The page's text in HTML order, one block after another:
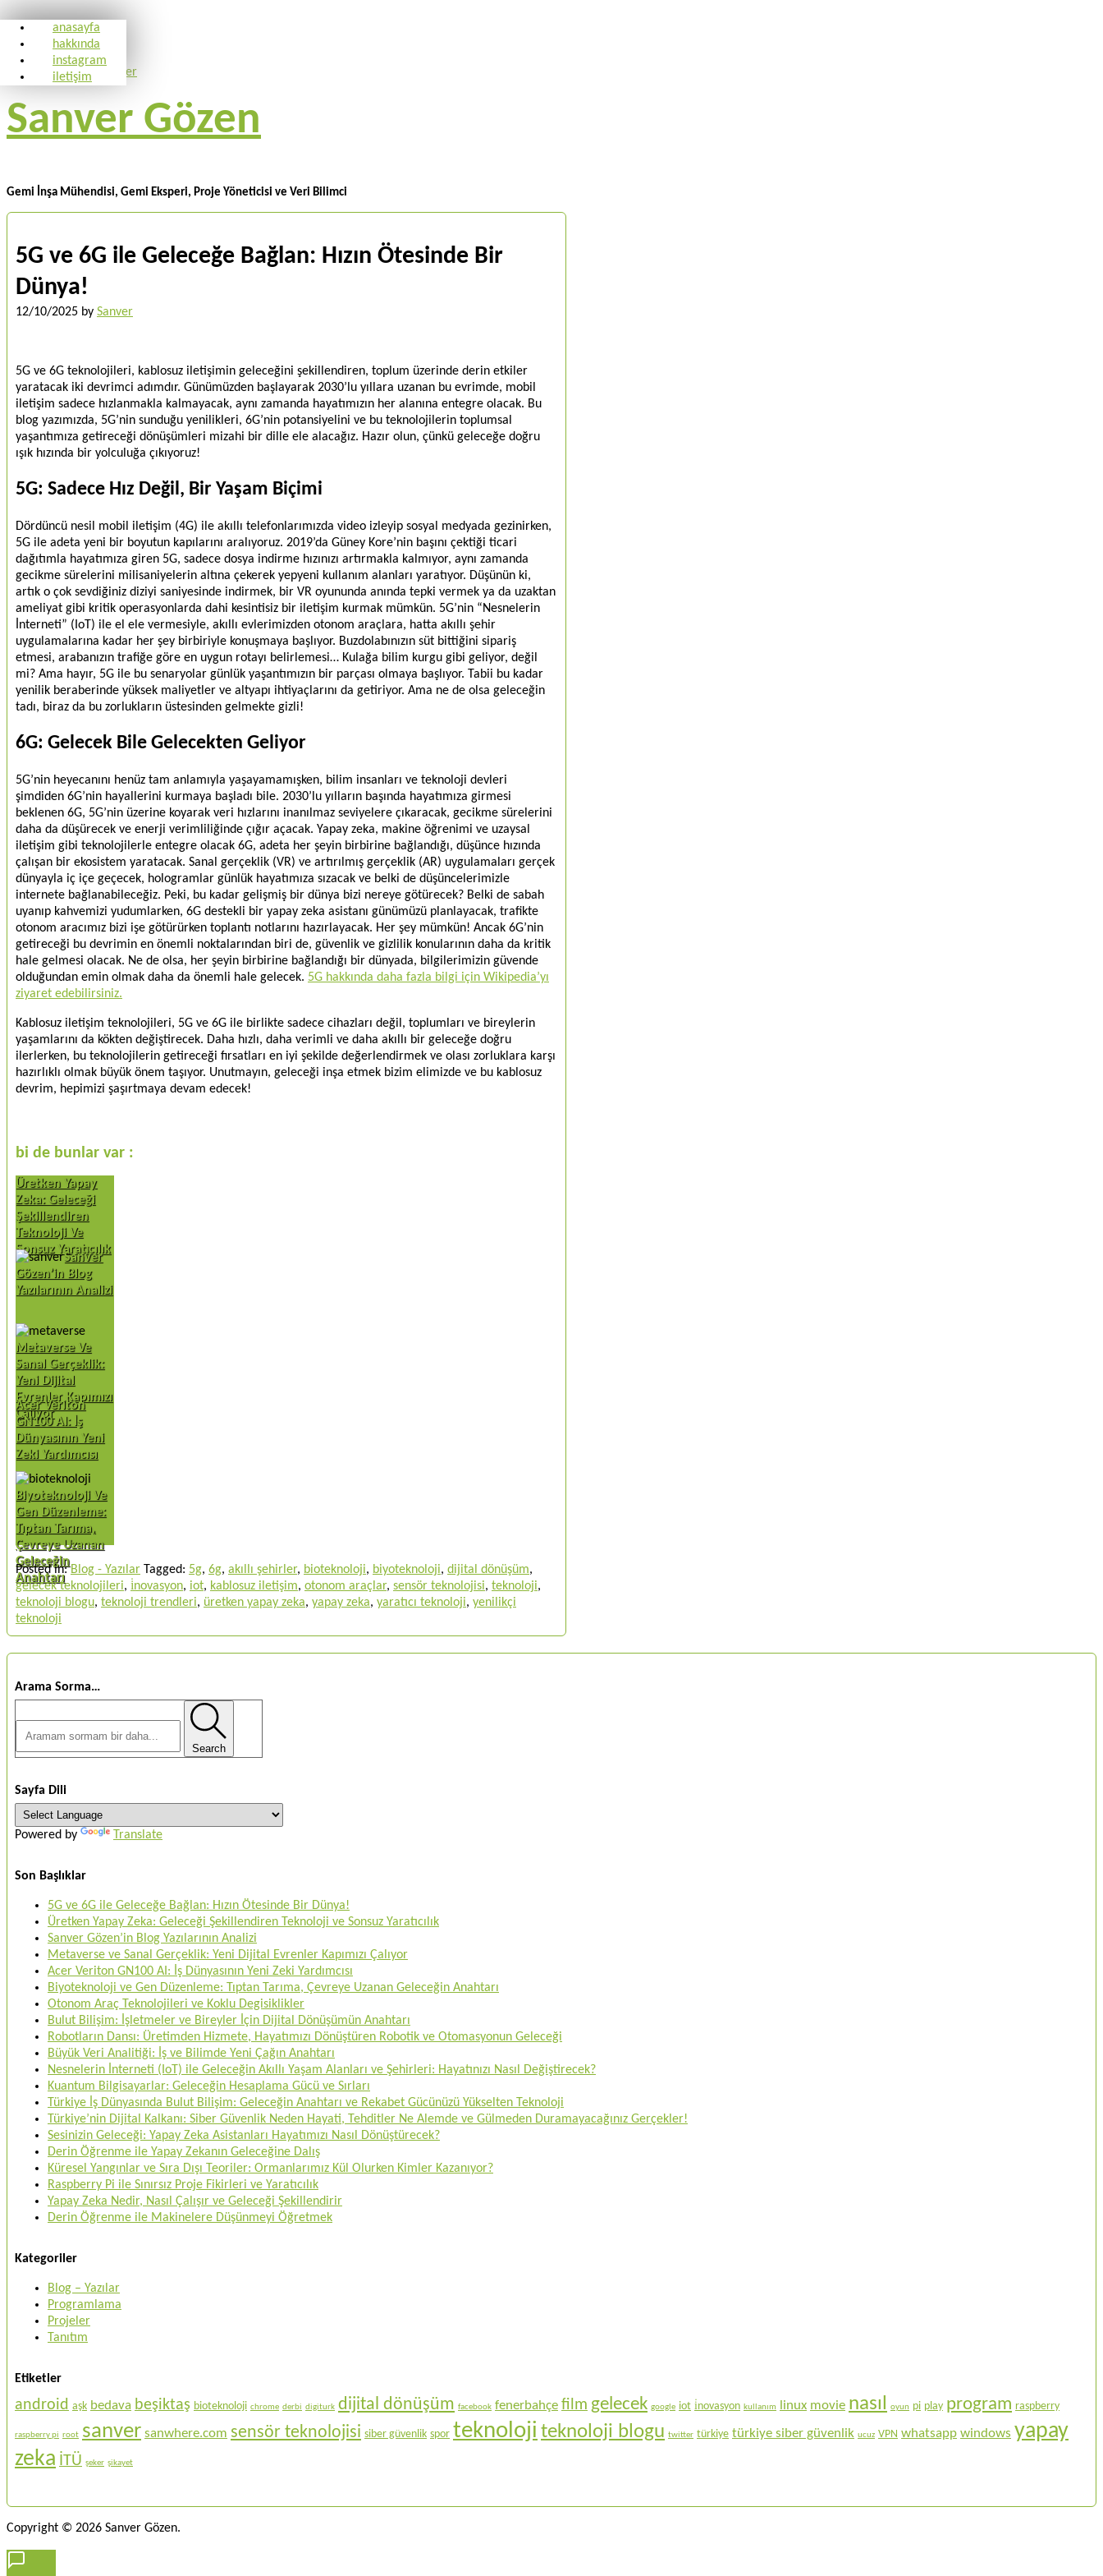
anasayfa
hakkında
instagram
iletişim
Sanver Gözen
Gemi İnşa Mühendisi, Gemi Eksperi, Proje Yöneticisi ve Veri Bilimci
5G ve 6G ile Geleceğe Bağlan: Hızın Ötesinde Bir
Dünya!
12/10/2025 by Sanver
5G ve 6G teknolojileri, kablosuz iletişimin geleceğini şekillendiren, toplum üzerinde derin etkiler
yaratacak iki devrimci adımdır. Günümüzden başlayarak 2030’lu yıllara uzanan bu evrimde, mobil
iletişim sadece hızlanmakla kalmayacak, aynı zamanda hayatımızın her alanına entegre olacak. Bu
blog yazımızda, 5G’nin sunduğu yenilikleri, 6G’nin potansiyelini ve bu teknolojilerin toplumsal
yaşantımıza getireceği dönüşümleri mizahi bir dille ele alacağız. Hazır olun, çünkü geleceğe doğru
ışık hızında bir yolculuğa çıkıyoruz!
5G: Sadece Hız Değil, Bir Yaşam Biçimi
Dördüncü nesil mobil iletişim (4G) ile akıllı telefonlarımızda video izleyip sosyal medyada gezinirken,
5G ile adeta yeni bir boyutun kapılarını aralıyoruz. 2019’da Güney Kore’nin başını çektiği ticari
dağıtımla hayatımıza giren 5G, sadece dosya indirme hızınızı artırmakla kalmıyor, aynı zamanda
gecikme sürelerini milisaniyelerin altına çekerek yepyeni kullanım alanları yaratıyor. Düşünün ki,
artık o çok sevdiğiniz diziyi saniyesinde indirmek, bir VR oyununda anında tepki vermek ya da uzaktan
ameliyat gibi kritik operasyonlarda dahi kesintisiz bir iletişim kurmak mümkün. 5G’nin “Nesnelerin
İnterneti” (IoT) ile el ele vermesiyle, akıllı evlerimizden otonom araçlara, hatta akıllı şehir
uygulamalarına kadar her şey birbiriyle konuşmaya başlıyor. Buzdolabınızın süt bittiğini sipariş
etmesi, arabanızın trafiğe göre en uygun rotayı belirlemesi… Kulağa bilim kurgu gibi geliyor, değil
mi? Ama hayır, 5G ile bu senaryolar günlük yaşantımızın bir parçası olmaya başlıyor. Tabii bu kadar
yenilik beraberinde yüksek maliyetler ve altyapı ihtiyaçlarını da getiriyor. Ama ne de olsa geleceğin
tadı, biraz da bu zorlukların üstesinden gelmekte gizli!
6G: Gelecek Bile Gelecekten Geliyor
5G’nin heyecanını henüz tam anlamıyla yaşayamamışken, bilim insanları ve teknoloji devleri
şimdiden 6G’nin hayallerini kurmaya başladı bile. 2030’lu yılların başında hayatımıza girmesi
beklenen 6G, 5G’nin üzerine koyarak veri hızlarını inanılmaz seviyelere çıkaracak, gecikme sürelerini
daha da düşürecek ve enerji verimliliğinde çığır açacak. Yapay zeka, makine öğrenimi ve uzaysal
iletişim gibi teknolojilerle entegre olacak 6G, adeta her şeyin birbirine bağlandığı, düşünce hızında
çalışan bir ekosistem yaratacak. Sanal gerçeklik (VR) ve artırılmış gerçeklik (AR) uygulamaları gerçek
dünyayla iç içe geçecek, hologramlar günlük hayatımıza sızacak ve belki de düşüncelerimizle
internete bağlanabileceğiz. Peki, bu kadar gelişmiş bir dünya bizi nereye götürecek? Belki de sabah
uyanıp kahvemizi yudumlarken, 6G destekli bir yapay zeka asistanı günümüzü planlayacak, trafikte
otonom aracımız bizi işe götürürken toplantı notlarını hazırlayacak. Her şey mümkün! Ancak 6G’nin
getireceği bu devrimin en önemli noktalarından biri de, güvenlik ve gizlilik konularının daha da kritik
hale gelmesi olacak. Ne de olsa, her şeyin birbirine bağlandığı bir dünyada, bilgilerimizin güvende
olduğundan emin olmak daha da önemli hale gelecek. 5G hakkında daha fazla bilgi için Wikipedia’yı
ziyaret edebilirsiniz.
Kablosuz iletişim teknolojileri, 5G ve 6G ile birlikte sadece cihazları değil, toplumları ve bireylerin
yaşamlarını da kökten değiştirecek. Daha hızlı, daha verimli ve daha akıllı bir geleceğe doğru
ilerlerken, bu teknolojilerin getireceği fırsatları en iyi şekilde değerlendirmek ve olası zorluklara karşı
hazırlıklı olmak büyük önem taşıyor. Unutmayın, geleceği inşa etmek bizim elimizde ve bu kablosuz
devrim, hepimizi şaşırtmaya devam edecek!
bi de bunlar var :
Üretken Yapay
Zeka: Geleceği
Şekillendiren
Teknoloji Ve
Sonsuz Yaratıcılık
Sanver
Gözen’in Blog
Yazılarının Analizi
Metaverse Ve
Sanal Gerçeklik:
Yeni Dijital
Evrenler Kapımızı
Çalıyor
Acer Veriton
GN100 AI: İş
Dünyasının Yeni
Zeki Yardımcısı
Biyoteknoloji Ve
Gen Düzenleme:
Tıptan Tarıma,
Çevreye Uzanan
Geleceğin
Anahtarı
Posted in:Blog - Yazılar Tagged: 5g, 6g, akıllı şehirler, bioteknoloji, biyoteknoloji, dijital dönüşüm,
gelecek teknolojileri, i̇novasyon, iot, kablosuz iletişim, otonom araçlar, sensör teknolojisi, teknoloji,
teknoloji blogu, teknoloji trendleri, üretken yapay zeka, yapay zeka, yaratıcı teknoloji, yenilikçi
teknoloji
Arama Sorma…
Search
Sayfa Dili
Powered by Translate
Son Başlıklar
5G ve 6G ile Geleceğe Bağlan: Hızın Ötesinde Bir Dünya!
Üretken Yapay Zeka: Geleceği Şekillendiren Teknoloji ve Sonsuz Yaratıcılık
Sanver Gözen’in Blog Yazılarının Analizi
Metaverse ve Sanal Gerçeklik: Yeni Dijital Evrenler Kapımızı Çalıyor
Acer Veriton GN100 AI: İş Dünyasının Yeni Zeki Yardımcısı
Biyoteknoloji ve Gen Düzenleme: Tıptan Tarıma, Çevreye Uzanan Geleceğin Anahtarı
Otonom Araç Teknolojileri ve Koklu Degisiklikler
Bulut Bilişim: İşletmeler ve Bireyler İçin Dijital Dönüşümün Anahtarı
Robotların Dansı: Üretimden Hizmete, Hayatımızı Dönüştüren Robotik ve Otomasyonun Geleceği
Büyük Veri Analitiği: İş ve Bilimde Yeni Çağın Anahtarı
Nesnelerin İnterneti (IoT) ile Geleceğin Akıllı Yaşam Alanları ve Şehirleri: Hayatınızı Nasıl Değiştirecek?
Kuantum Bilgisayarlar: Geleceğin Hesaplama Gücü ve Sırları
Türkiye İş Dünyasında Bulut Bilişim: Geleceğin Anahtarı ve Rekabet Gücünüzü Yükselten Teknoloji
Türkiye’nin Dijital Kalkanı: Siber Güvenlik Neden Hayati, Tehditler Ne Alemde ve Gülmeden Duramayacağınız Gerçekler!
Sesinizin Geleceği: Yapay Zeka Asistanları Hayatımızı Nasıl Dönüştürecek?
Derin Öğrenme ile Yapay Zekanın Geleceğine Dalış
Küresel Yangınlar ve Sıra Dışı Teoriler: Ormanlarımız Kül Olurken Kimler Kazanıyor?
Raspberry Pi ile Sınırsız Proje Fikirleri ve Yaratıcılık
Yapay Zeka Nedir, Nasıl Çalışır ve Geleceği Şekillendirir
Derin Öğrenme ile Makinelere Düşünmeyi Öğretmek
Kategoriler
Blog – Yazılar
Programlama
Projeler
Tanıtım
Etiketler
android aşk bedava beşiktaş bioteknoloji chrome derbi digiturk dijital dönüşüm facebook fenerbahçe film gelecek google iot i̇novasyon kullanım linux movie nasıl oyun pi play program raspberry
raspberry pi root sanver sanwhere.com sensör teknolojisi siber güvenlik spor teknoloji teknoloji blogu twitter türkiye türkiye siber güvenlik ucuz VPN whatsapp windows yapay
zeka İTÜ şeker şikayet
Copyright © 2026 Sanver Gözen.